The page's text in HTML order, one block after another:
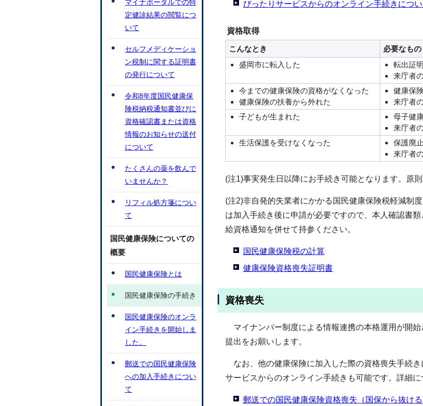
ぴったりサービスからのオンライン手続きについ
資格取得
こんなとき
必要なもの
盛岡市に転入した
転出証
来庁者
今までの健康保険の資格がなくなった
健康保険の扶養から外れた
健康保
来庁者
子どもが生まれた
母子健
来庁者
生活保護を受けなくなった
保護廃
来庁者
(注1)事実発生日以降にお手続き可能となります。原
(注2)非自発的失業者にかかる国民健康保険税軽減制
は加入手続き後に申請が必要ですので、本人確認書
給資格通知を併せて持参ください。
国民健康保険税の計算
健康保険資格喪失証明書
資格喪失
マイナンバー制度による情報連携の本格運用が開
提出をお願いします。
なお、他の健康保険に加入した際の資格喪失手続
サービスからのオンライン手続きも可能です。詳細
郵送での国民健康保険資格喪失（国保から抜け
マイナポータルでの特
定健診結果の閲覧につ
いて
セルフメディケーショ
ン税制に関する証明書
の発行について
令和8年度国民健康保
険税納税通知書並びに
資格確認書または資格
情報のお知らせの送付
について
たくさんの薬を飲んで
いませんか？
リフィル処方箋につい
て
国民健康保険についての
概要
国民健康保険とは
国民健康保険の手続き
国民健康保険のオンラ
イン手続きを開始しま
した。
郵送での国民健康保険
への加入手続きについ
て